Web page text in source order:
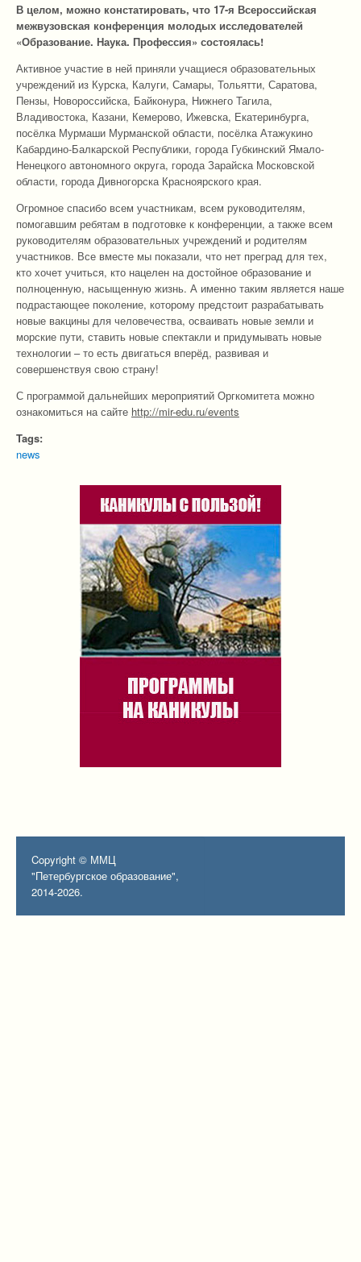
В целом, можно констатировать, что 17-я Всероссийская
межвузовская конференция молодых исследователей
«Образование. Наука. Профессия» состоялась!
Активное участие в ней приняли учащиеся образовательных
учреждений из Курска, Калуги, Самары, Тольятти, Саратова,
Пензы, Новороссийска, Байконура, Нижнего Тагила,
Владивостока, Казани, Кемерово, Ижевска, Екатеринбурга,
посёлка Мурмаши Мурманской области, посёлка Атажукино
Кабардино-Балкарской Республики, города Губкинский Ямало-
Ненецкого автономного округа, города Зарайска Московской
области, города Дивногорска Красноярского края.
Огромное спасибо всем участникам, всем руководителям,
помогавшим ребятам в подготовке к конференции, а также всем
руководителям образовательных учреждений и родителям
участников. Все вместе мы показали, что нет преград для тех,
кто хочет учиться, кто нацелен на достойное образование и
полноценную, насыщенную жизнь. А именно таким является наше
подрастающее поколение, которому предстоит разрабатывать
новые вакцины для человечества, осваивать новые земли и
морские пути, ставить новые спектакли и придумывать новые
технологии – то есть двигаться вперёд, развивая и
совершенствуя свою страну!
С программой дальнейших мероприятий Оргкомитета можно
ознакомиться на сайте http://mir-edu.ru/events
Tags:
news
Copyright © ММЦ
"Петербургское образование",
2014-2026.